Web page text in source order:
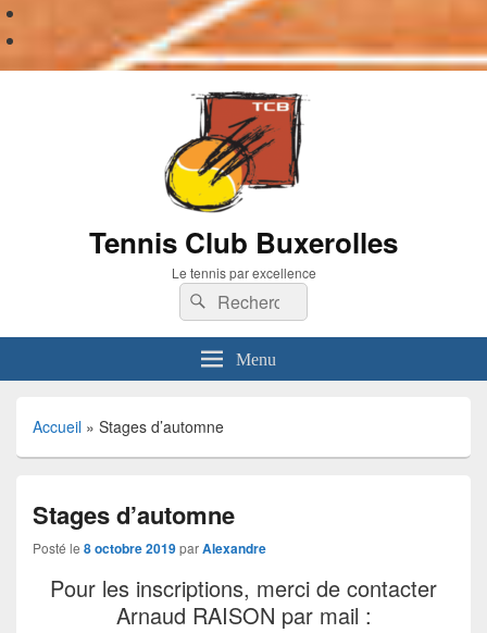
Tennis Club Buxerolles
Le tennis par excellence
Recherche :
Rechercher
Menu
Accueil » Stages d’automne
Stages d’automne
Posté le 8 octobre 2019parAlexandre
Pour les inscriptions, merci de contacter
Arnaud RAISON par mail :